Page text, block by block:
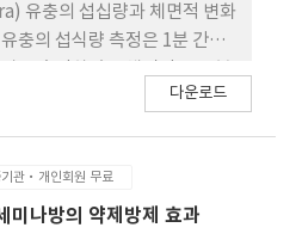
(P=0.02, r=0.89), and a
between field area and
0.89). As a PCA (principal
유충의 섭십량과 체면적 변화
충의 섭식량 측정은 1분 간격
을 통해 측정하였다. 담배거세
거쳐 탈피를 하고, 탈피 직후 섭
1회 평균 섭식 지속 시간(15
다운로드
기관·개인회원 무료
미나방의 약제방제 효과